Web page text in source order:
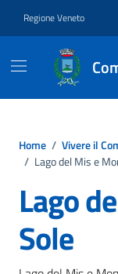
Regione Veneto
Home / Vivere il
/ Lago del Mis e
Lago
Sole